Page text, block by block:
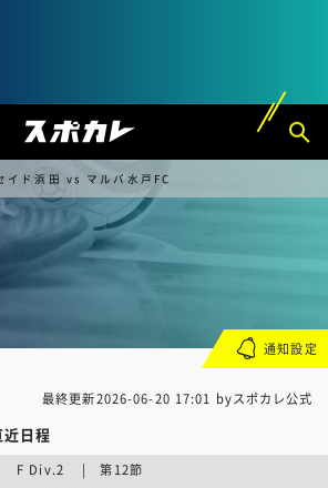
イド浜田 vs マルバ水戸FC
最終更新2026-06-20 17:01 byスポカレ公式
日程
F Div.2 | 第12節
通知設定